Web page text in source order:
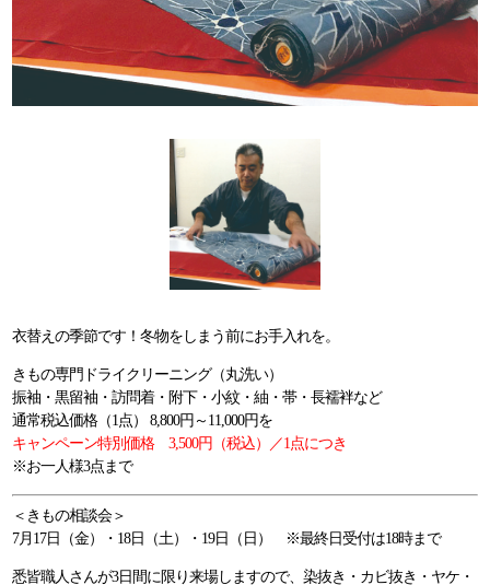
衣替えの季節です！冬物をしまう前にお手入れを。
きもの専門ドライクリーニング（丸洗い）
振袖・黒留袖・訪問着・附下・小紋・紬・帯・長襦袢など
通常税込価格（1点） 8,800円～11,000円を
キャンペーン特別価格 3,500円（税込）／1点につき
※お一人様3点まで
＜きもの相談会＞
7月17日（金）・18日（土）・19日（日） ※最終日受付は18時まで
悉皆職人さんが3日間に限り来場しますので、染抜き・カビ抜き・ヤケ・